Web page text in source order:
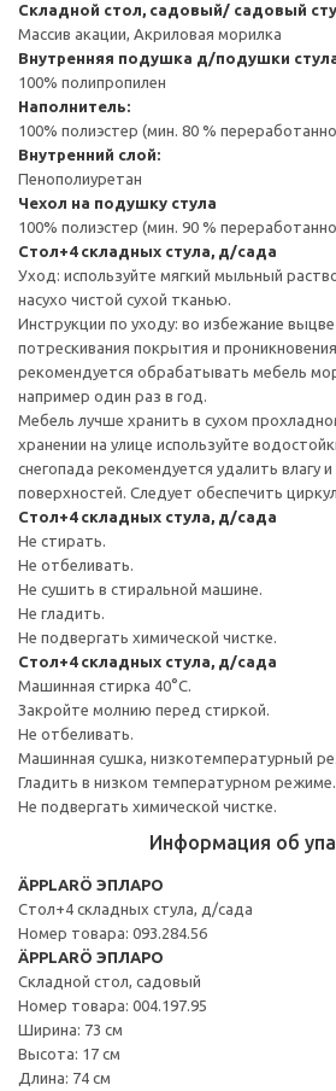
Складной стол, садовый/ садовый
Массив акации, Акриловая морилка
Внутренняя подушка д/подушки
100% полипропилен
Наполнитель:
100% полиэстер (мин. 80 %
Внутренний слой:
Пенополиуретан
Чехол на подушку стула
100% полиэстер (мин. 90 %
Стол+4 складных стула, д/сада
Уход: используйте мягкий мыльный
насухо чистой сухой тканью.
Инструкции по уходу: во избежание
потрескивания покрытия и
рекомендуется обрабатывать мебель
например один раз в год.
Мебель лучше хранить в сухом
хранении на улице используйте
снегопада рекомендуется удалить влагу и
поверхностей. Следует обеспечить
Стол+4 складных стула, д/сада
Не стирать.
Не отбеливать.
Не сушить в стиральной машине.
Не гладить.
Не подвергать химической чистке.
Стол+4 складных стула, д/сада
Машинная стирка 40°С.
Закройте молнию перед стиркой.
Не отбеливать.
Машинная сушка, низкотемпературный
Гладить в низком температурном режиме.
Не подвергать химической чистке.
Информация об
ÄPPLARÖ ЭПЛАРО
Стол+4 складных стула, д/сада
Номер товара: 093.284.56
ÄPPLARÖ ЭПЛАРО
Складной стол, садовый
Номер товара: 004.197.95
Ширина: 73 см
Высота: 17 см
Длина: 74 см